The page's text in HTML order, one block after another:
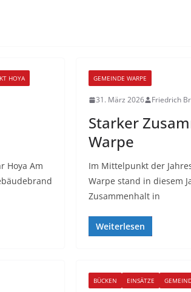
HOYA
Hoya Am
GEMEINDE WARPE
31. März 2026 Friedrich
Starker
Warpe
Im Mittelpunkt der
Warpe stand in diesem
Zusammenhalt in
Weiterlesen
BÜCKEN EINSÄTZE